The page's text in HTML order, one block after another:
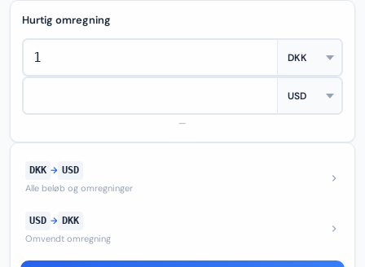
Hurtig omregning
—
DKK → USD
Alle beløb og omregninger
USD → DKK
Omvendt omregning